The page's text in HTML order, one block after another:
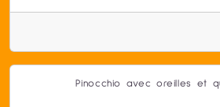
Pinocchio avec oreilles et